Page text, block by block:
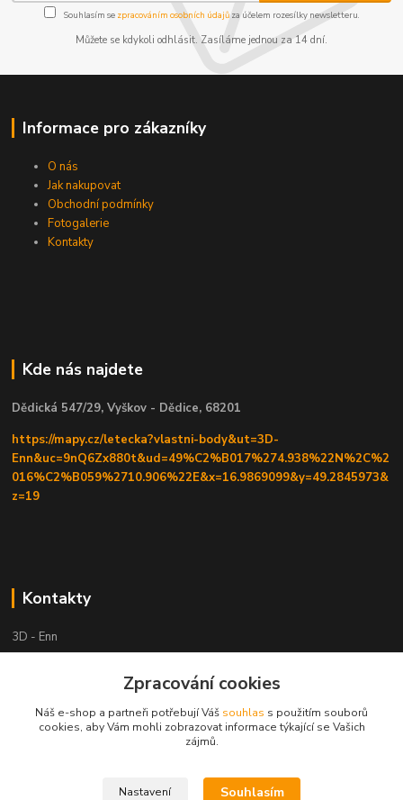
Souhlasím se zpracováním osobních údajůza účelem rozesílky newsletteru.
Můžete se kdykoli odhlásit. Zasíláme jednou za 14 dní.
Informace pro zákazníky
O nás
Jak nakupovat
Obchodní podmínky
Fotogalerie
Kontakty
Kde nás najdete
Dědická 547/29, Vyškov - Dědice, 68201
https://mapy.cz/letecka?vlastni-body&ut=3D-
Enn&uc=9nQ6Zx880t&ud=49%C2%B017%274.938%22N%2C%2
016%C2%B059%2710.906%22E&x=16.9869099&y=49.2845973&
z=19
Kontakty
3D - Enn
+420 605525911
tisk-3d@seznam.cz
Zpracování cookies
Náš e-shop a partneři potřebují Váš souhlas s použitím souborů
cookies, aby Vám mohli zobrazovat informace týkající se Vašich
zájmů.
Nastavení Souhlasím